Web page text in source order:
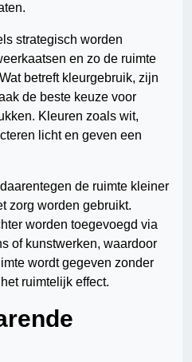
strategisch worden
en zo de ruimte
betreft kleurgebruik, zijn
de beste keuze voor
Kleuren zoals wit,
licht en geven een
de ruimte kleiner
zorg worden gebruikt.
worden toegevoegd via
of kunstwerken, waardoor
wordt gegeven zonder
ruimtelijk effect.